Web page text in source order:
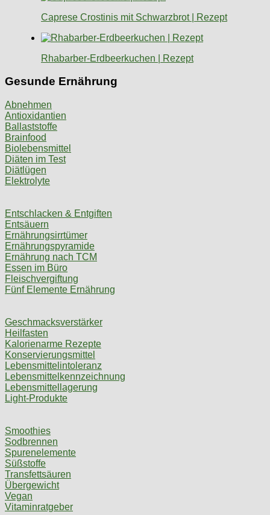
Caprese Crostinis mit Schwarzbrot | Rezept
Rhabarber-Erdbeerkuchen | Rezept
Gesunde Ernährung
Abnehmen
Antioxidantien
Ballaststoffe
Brainfood
Biolebensmittel
Diäten im Test
Diätlügen
Elektrolyte
Entschlacken & Entgiften
Entsäuern
Ernährungsirrtümer
Ernährungspyramide
Ernährung nach TCM
Essen im Büro
Fleischvergiftung
Fünf Elemente Ernährung
Geschmacksverstärker
Heilfasten
Kalorienarme Rezepte
Konservierungsmittel
Lebensmittelintoleranz
Lebensmittelkennzeichnung
Lebensmittellagerung
Light-Produkte
Smoothies
Sodbrennen
Spurenelemente
Süßstoffe
Transfettsäuren
Übergewicht
Vegan
Vitaminratgeber